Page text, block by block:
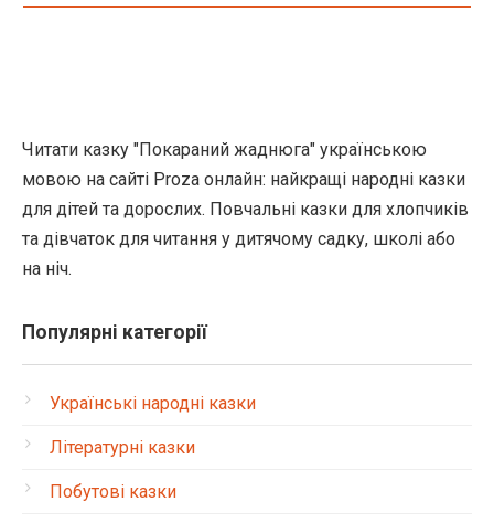
Читати казку "Покараний жаднюга" українською
мовою на сайті Proza онлайн: найкращі народні казки
для дітей та дорослих. Повчальні казки для хлопчиків
та дівчаток для читання у дитячому садку, школі або
на ніч.
Популярні категорії
Українські народні казки
Літературні казки
Побутові казки